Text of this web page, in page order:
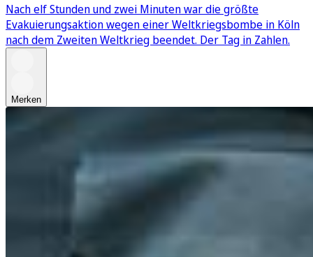
Nach elf Stunden und zwei Minuten war die größte
Evakuierungsaktion wegen einer Weltkriegsbombe in Köln
nach dem Zweiten Weltkrieg beendet. Der Tag in Zahlen.
Merken